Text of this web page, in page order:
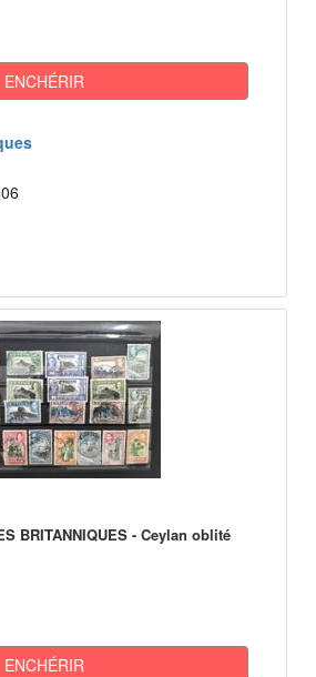
ENCHÉRIR
BRITANNIQUES - Ceylan oblité
ENCHÉRIR